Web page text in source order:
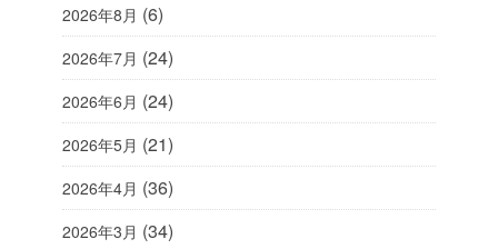
2026年8月 (6)
2026年7月 (24)
2026年6月 (24)
2026年5月 (21)
2026年4月 (36)
2026年3月 (34)